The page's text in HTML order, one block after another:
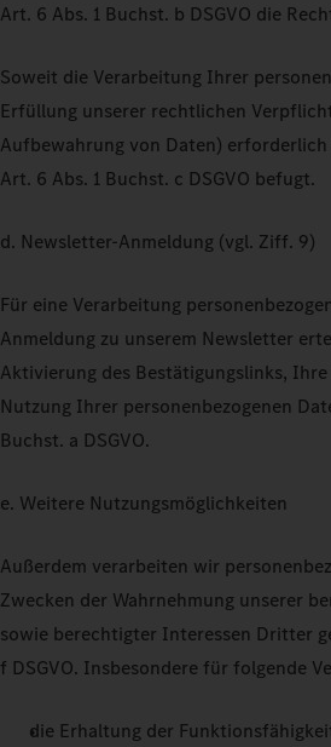
Art. 6 Abs. 1 Buchst. b DSGVO die
Soweit die Verarbeitung Ihrer
Erfüllung unserer rechtlichen
Aufbewahrung von Daten)
Art. 6 Abs. 1 Buchst. c DSGVO befugt.
d. Newsletter-Anmeldung (vgl. Ziff. 9)
Für eine Verarbeitung
Anmeldung zu unserem Newsletter
Aktivierung des Bestätigungslinks,
Nutzung Ihrer personenbezogenen
Buchst. a DSGVO.
e. Weitere Nutzungsmöglichkeiten
Außerdem verarbeiten wir
Zwecken der Wahrnehmung unserer
sowie berechtigter Interessen Dritter
f DSGVO. Insbesondere für folgende
die Erhaltung der